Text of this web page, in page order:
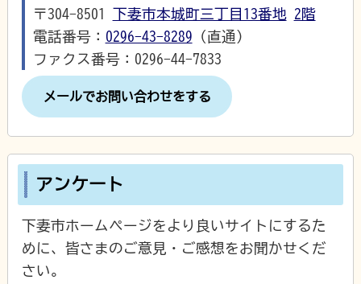
〒304-8501 下妻市本城町三丁目13番地 2階
電話番号： 0296-43-8289 （直通）
ファクス番号：0296-44-7833
メールでお問い合わせをする
アンケート
下妻市ホームページをより良いサイトにするた
めに、皆さまのご意見・ご感想をお聞かせくだ
さい。